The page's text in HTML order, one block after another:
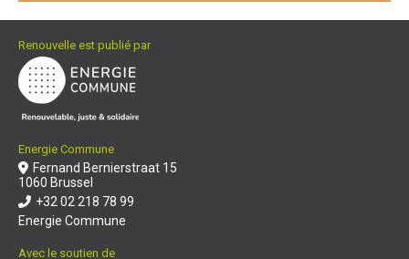
Renouvelle est publié par
Energie Commune
Fernand Bernierstraat 15
1060 Brussel
+32 02 218 78 99
Energie Commune
Avec le soutien de